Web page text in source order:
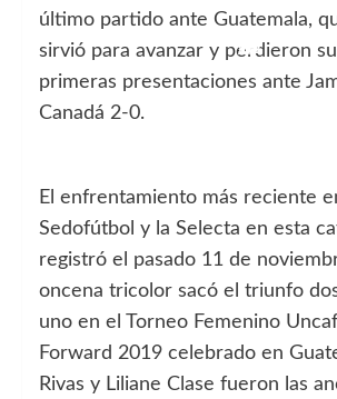
último partido ante Guatemala,
sirvió para avanzar y perdieron
primeras presentaciones ante
Canadá 2-0.
El enfrentamiento más reciente
Sedofútbol y la Selecta en esta
registró el pasado 11 de
oncena tricolor sacó el triunfo
uno en el Torneo Femenino
Forward 2019 celebrado en
Rivas y Liliane Clase fueron las